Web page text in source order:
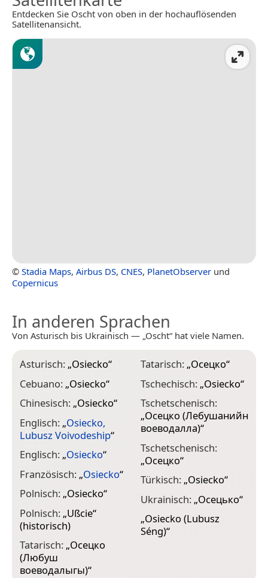
Entdecken Sie Oscht von oben in der hochauflösenden
Satellitenansicht.
© Stadia Maps, Airbus DS, CNES, PlanetObserver und
Copernicus
In anderen Sprachen
Von Asturisch bis Ukrainisch — „Oscht“ hat viele Namen.
Asturisch: „Osiecko“
Cebuano: „Osiecko“
Chinesisch: „Osiecko“
Englisch: „Osiecko,
Lubusz Voivodeship“
Englisch: „Osiecko“
Französisch: „Osiecko“
Polnisch: „Osiecko“
Polnisch: „Ußcie“
(historisch)
Tatarisch: „Осецко
(Любуш
воеводалыгы)“
Tatarisch: „Осецко“
Tschechisch: „Osiecko“
Tschetschenisch:
„Осецко (Лебушанийн
воеводалла)“
Tschetschenisch:
„Осецко“
Türkisch: „Osiecko“
Ukrainisch: „Осецько“
„Osiecko (Lubusz
Séng)“